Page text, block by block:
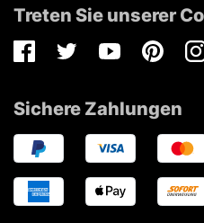
Treten Sie unserer
FacebookTwitterYoutubePinterest
Sichere Zahlungen